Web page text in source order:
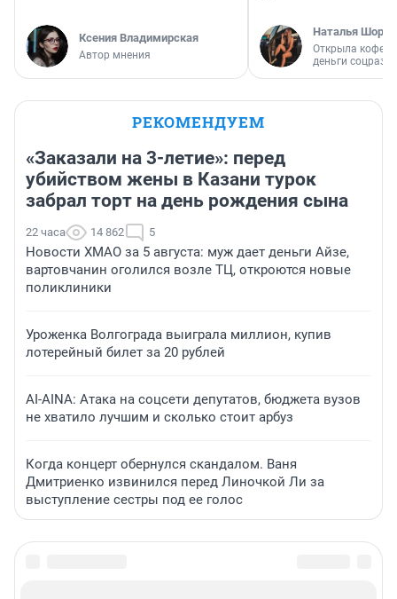
Ксения Владимирская
Автор мнения
Наталья
Открыла
деньги
РЕКОМЕНДУЕМ
«Заказали на 3-летие»: перед
убийством жены в Казани турок
забрал торт на день рождения сына
22 часа 14 862 5
Новости ХМАО за 5 августа: муж дает деньги Айзе,
вартовчанин оголился возле ТЦ, откроются новые
поликлиники
Уроженка Волгограда выиграла миллион, купив
лотерейный билет за 20 рублей
AI-AINA: Атака на соцсети депутатов, бюджета вузов
не хватило лучшим и сколько стоит арбуз
Когда концерт обернулся скандалом. Ваня
Дмитриенко извинился перед Линочкой Ли за
выступление сестры под ее голос